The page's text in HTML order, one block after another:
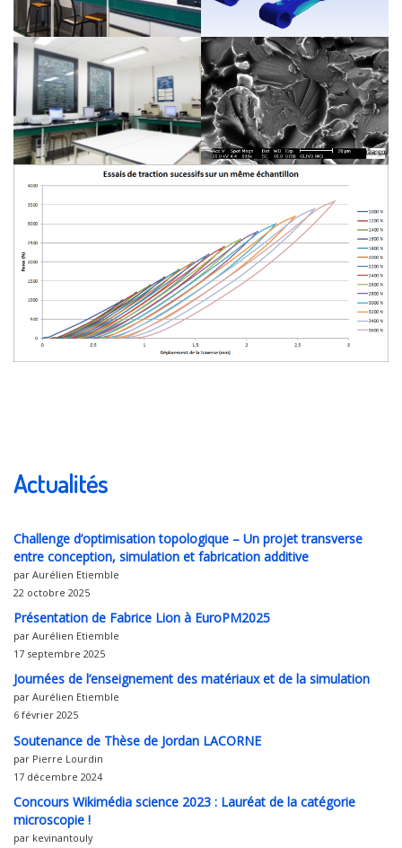
Actualités
Challenge d’optimisation topologique – Un projet transverse
entre conception, simulation et fabrication additive
par Aurélien Etiemble
22 octobre 2025
Présentation de Fabrice Lion à EuroPM2025
par Aurélien Etiemble
17 septembre 2025
Journées de l’enseignement des matériaux et de la simulation
par Aurélien Etiemble
6 février 2025
Soutenance de Thèse de Jordan LACORNE
par Pierre Lourdin
17 décembre 2024
Concours Wikimédia science 2023 : Lauréat de la catégorie
microscopie !
par kevinantouly